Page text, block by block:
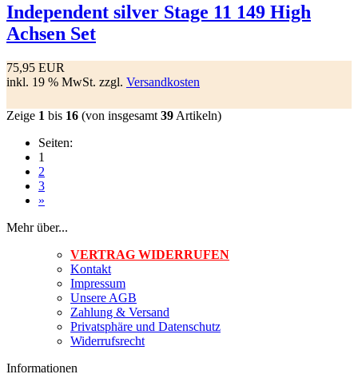
Independent silver Stage 11 149 High
Achsen Set
75,95 EUR
inkl. 19 % MwSt. zzgl. Versandkosten
Zeige 1 bis 16 (von insgesamt 39 Artikeln)
Seiten:
1
2
3
»
Mehr über...
VERTRAG WIDERRUFEN
Kontakt
Impressum
Unsere AGB
Zahlung & Versand
Privatsphäre und Datenschutz
Widerrufsrecht
Informationen